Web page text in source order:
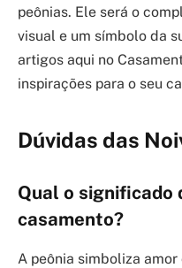
peônias. Ele será o
visual e um símbolo da
artigos aqui no
inspirações para o seu
Dúvidas das
Qual o significado
casamento?
A peônia simboliza